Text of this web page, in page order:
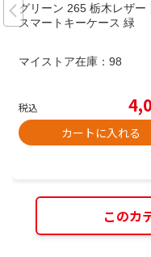
グリーン 265 栃木レザー
スマートキーケース 緑
マイストア在庫： 98
税込
カートに入れる
このカ